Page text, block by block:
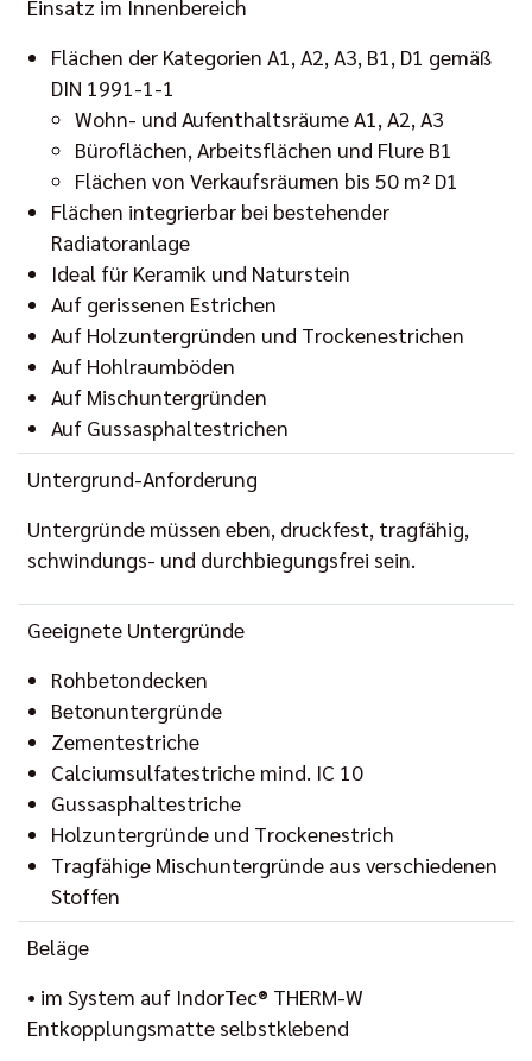
Einsatz im Innenbereich
Flächen der Kategorien A1, A2, A3, B1, D1 gemäß
DIN 1991-1-1
Wohn- und Aufenthaltsräume A1, A2, A3
Büroflächen, Arbeitsflächen und Flure B1
Flächen von Verkaufsräumen bis 50 m² D1
Flächen integrierbar bei bestehender
Radiatoranlage
Ideal für Keramik und Naturstein
Auf gerissenen Estrichen
Auf Holzuntergründen und Trockenestrichen
Auf Hohlraumböden
Auf Mischuntergründen
Auf Gussasphaltestrichen
Untergrund-Anforderung
Untergründe müssen eben, druckfest, tragfähig,
schwindungs- und durchbiegungsfrei sein.
Geeignete Untergründe
Rohbetondecken
Betonuntergründe
Zementestriche
Calciumsulfatestriche mind. IC 10
Gussasphaltestriche
Holzuntergründe und Trockenestrich
Tragfähige Mischuntergründe aus verschiedenen
Stoffen
Beläge
• im System auf IndorTec® THERM-W
Entkopplungsmatte selbstklebend